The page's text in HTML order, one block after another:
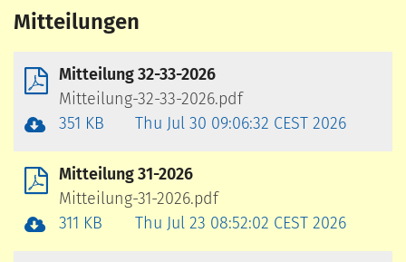
Mitteilungen
Mitteilung 32-33-2026
Mitteilung-32-33-2026.pdf
351 KB
Thu Jul 30 09:06:32 CEST 2026
Mitteilung 31-2026
Mitteilung-31-2026.pdf
311 KB
Thu Jul 23 08:52:02 CEST 2026